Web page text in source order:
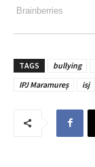
TAGS bullying
IPJ Maramureș
isj